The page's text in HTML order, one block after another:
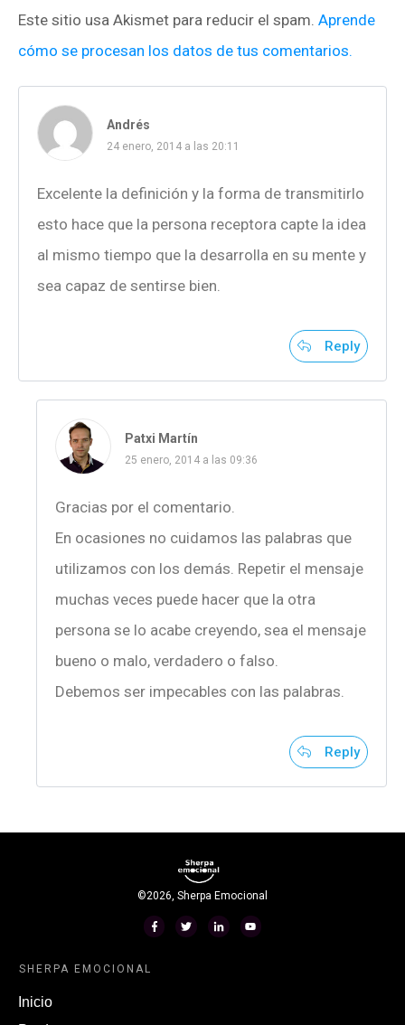
Este sitio usa Akismet para reducir el spam. Aprende
cómo se procesan los datos de tus comentarios.
Andrés
24 enero, 2014 a las 20:11
Excelente la definición y la forma de transmitirlo
esto hace que la persona receptora capte la idea
al mismo tiempo que la desarrolla en su mente y
sea capaz de sentirse bien.
Reply
Patxi Martín
25 enero, 2014 a las 09:36
Gracias por el comentario.
En ocasiones no cuidamos las palabras que
utilizamos con los demás. Repetir el mensaje
muchas veces puede hacer que la otra
persona se lo acabe creyendo, sea el mensaje
bueno o malo, verdadero o falso.
Debemos ser impecables con las palabras.
Reply
©2026, Sherpa Emocional
SHERPA EMOCIONAL
Inicio